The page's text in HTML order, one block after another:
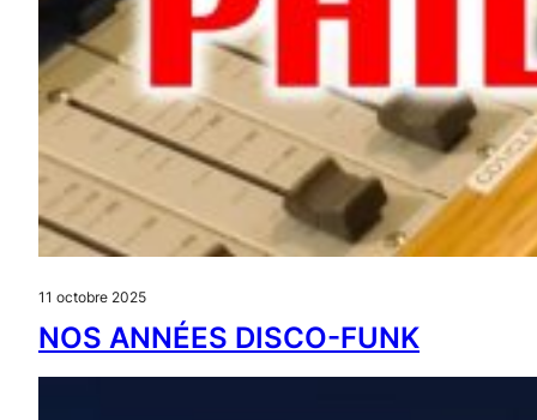
11 octobre 2025
NOS ANNÉES DISCO-FUNK